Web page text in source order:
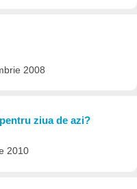
2008
ziua de azi?
2010